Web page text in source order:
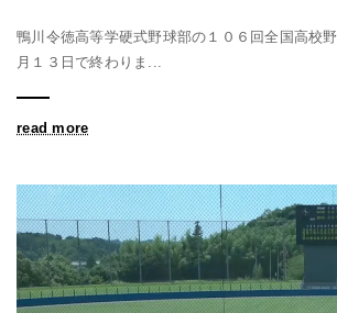
鴨川令徳高等学硬式野球部の１０６回全国高校
月１３日で終わりま...
read more